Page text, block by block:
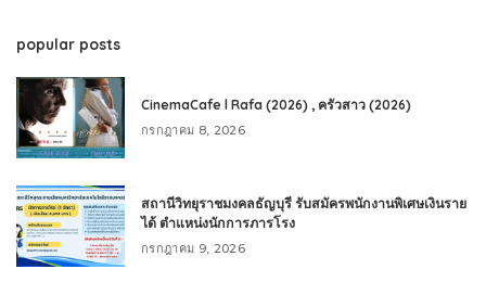
popular posts
CinemaCafe l Rafa (2026) , ครัวสาว (2026)
กรกฎาคม 8, 2026
สถานีวิทยุราชมงคลธัญบุรี รับสมัครพนักงานพิเศษเงินราย
ได้ ตำแหน่งนักการภารโรง
กรกฎาคม 9, 2026